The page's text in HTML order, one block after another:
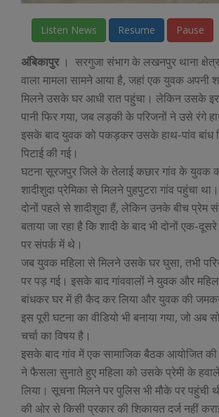
Listen News Resume Pause
अंबिकापुर। सरगुजा संभाग के लखनपुर थाना
वाला मामला सामने आया है, जहां एक युवक अपनी
मिलने उसके घर आधी रात पहुंचा। लेकिन उसके
पानी फिर गया, जब लड़की के परिजनों ने उसे रंगे
इसके बाद युवक को पकड़कर उसके हाथ-पांव बांध
पिटाई की गई।
घटना सूरजपुर जिले के तेलाई कछार गांव के युवक
शादीशुदा प्रेमिका से मिलने पुहपुटरा गांव पहुंचा
दोनों पहले से शादीशुदा हैं, लेकिन उनके बीच प्रेम
बताया जा रहा है कि शादी के बाद भी दोनों एक-
पर संपर्क में थे।
जब युवक महिला से मिलने उसके घर घुसा, तभी
पर पड़ गई। इसके बाद गांववालों ने युवक और
बांधकर घर में ही कैद कर लिया और युवक की जमकर
इस पूरी घटना का वीडियो भी बनाया गया, जो अब
चर्चा का विषय है।
इसके बाद गांव में एक सामाजिक बैठक आयोजित
ने फैसला सुनाते हुए महिला को उसके प्रेमी के
लिया। सूचना मिलने पर पुलिस भी मौके पर पहुंची
की ओर से किसी प्रकार की शिकायत दर्ज नहीं